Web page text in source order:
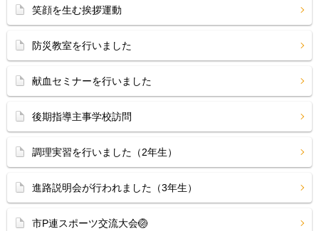
笑顔を生む挨拶運動
防災教室を行いました
献血セミナーを行いました
後期指導主事学校訪問
調理実習を行いました（2年生）
進路説明会が行われました（3年生）
市P連スポーツ交流大会🏐